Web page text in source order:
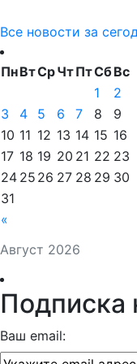
Все новости за
Август 2026
ПнВтСрЧтПтСбВс
«
1
2
3
4 5 6 7 8
9
10 11 12 13 14 15 16
17 18 19 20 21 22 23
24 25 26 27 28 29 30
31
Подписка
Ваш email: